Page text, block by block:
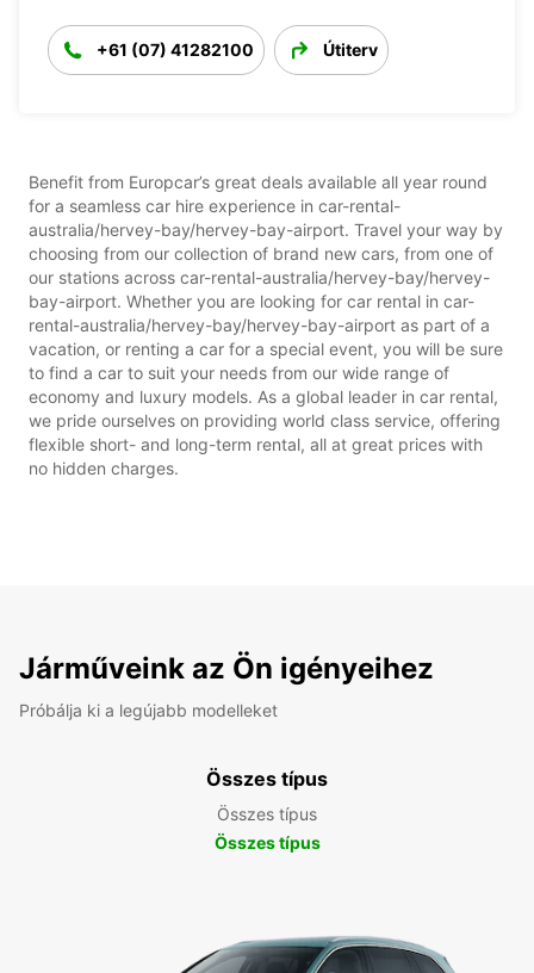
+61 (07) 41282100 Útiterv
Benefit from Europcar’s great deals available all year round
for a seamless car hire experience in car-rental-
australia/hervey-bay/hervey-bay-airport. Travel your way by
choosing from our collection of brand new cars, from one of
our stations across car-rental-australia/hervey-bay/hervey-
bay-airport. Whether you are looking for car rental in car-
rental-australia/hervey-bay/hervey-bay-airport as part of a
vacation, or renting a car for a special event, you will be sure
to find a car to suit your needs from our wide range of
economy and luxury models. As a global leader in car rental,
we pride ourselves on providing world class service, offering
flexible short- and long-term rental, all at great prices with
no hidden charges.
Járműveink az Ön igényeihez
Próbálja ki a legújabb modelleket
Összes típus
Összes típus
Összes típus